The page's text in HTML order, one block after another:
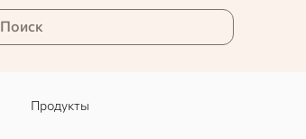
Поиск
Продукты